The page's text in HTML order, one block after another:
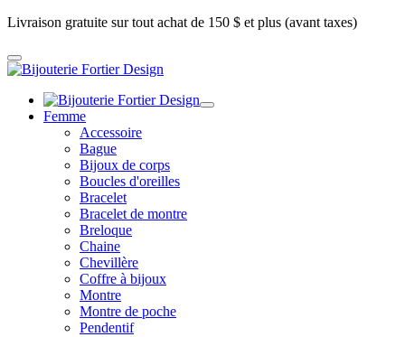
Livraison gratuite sur tout achat de 150 $ et plus (avant taxes)
Femme
Accessoire
Bague
Bijoux de corps
Boucles d'oreilles
Bracelet
Bracelet de montre
Breloque
Chaine
Chevillère
Coffre à bijoux
Montre
Montre de poche
Pendentif